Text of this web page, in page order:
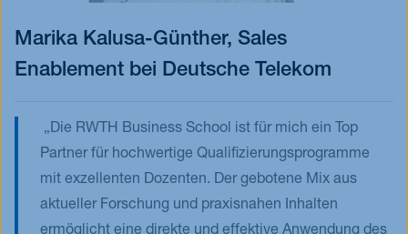
Marika Kalusa-Günther, Sales
Enablement bei Deutsche Telekom
Die RWTH Business School ist für mich ein Top
Partner für hochwertige Qualifizierungsprogramme
mit exzellenten Dozenten. Der gebotene Mix aus
aktueller Forschung und praxisnahen Inhalten